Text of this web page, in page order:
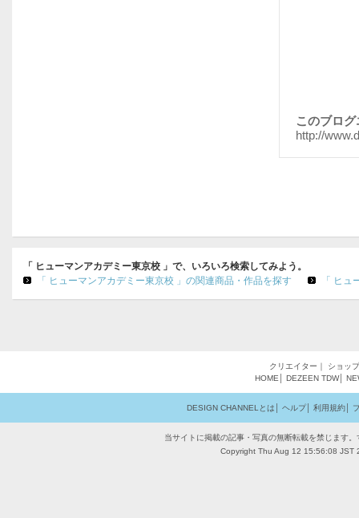
このブロ
http://
「 ヒューマンアカデミー東京校 」で、いろいろ検索してみよう。
「 ヒューマンアカデミー東京校 」の関連商品・作品を探す
「 ヒ
クリエイター ｜ ショップ
HOME
DEZEEN TDW│
DESIGN CHANNELとは ヘルプ│ 利用規約│
当サイトに掲載の記事・写真の無断転載を禁じます
Copyright Thu Aug 12 15:56:08 JST